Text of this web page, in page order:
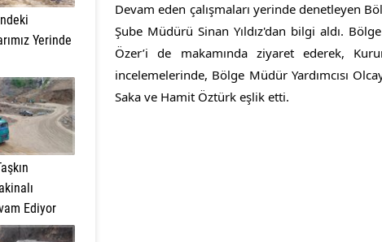
Devam eden çalışmaları yerinde denetleyen
Şube Müdürü Sinan Yıldız'dan bilgi aldı.
Özer’i de makamında ziyaret ederek,
incelemelerinde, Bölge Müdür Yardımcısı
Saka ve Hamit Öztürk eşlik etti.
Yerinde
Ediyor